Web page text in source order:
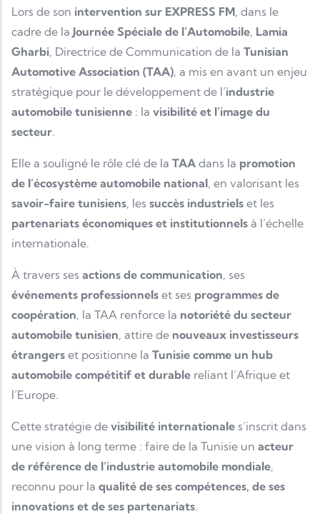
Lors de son intervention sur EXPRESS FM, dans le
cadre de la Journée Spéciale de l’Automobile, Lamia
Gharbi, Directrice de Communication de la Tunisian
Automotive Association (TAA), a mis en avant un enjeu
stratégique pour le développement de l’industrie
automobile tunisienne : la visibilité et l’image du
secteur.
Elle a souligné le rôle clé de la TAA dans la promotion
de l’écosystème automobile national, en valorisant les
savoir-faire tunisiens, les succès industriels et les
partenariats économiques et institutionnels à l’échelle
internationale.
À travers ses actions de communication, ses
événements professionnels et ses programmes de
coopération, la TAA renforce la notoriété du secteur
automobile tunisien, attire de nouveaux investisseurs
étrangers et positionne la Tunisie comme un hub
automobile compétitif et durable reliant l’Afrique et
l’Europe.
Cette stratégie de visibilité internationale s’inscrit dans
une vision à long terme : faire de la Tunisie un acteur
de référence de l’industrie automobile mondiale,
reconnu pour la qualité de ses compétences, de ses
innovations et de ses partenariats.